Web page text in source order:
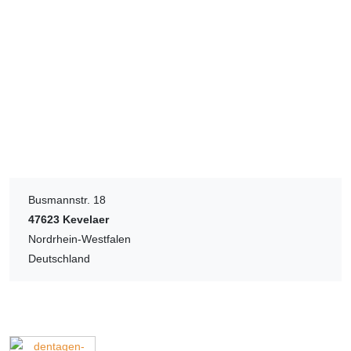
Busmannstr. 18
47623 Kevelaer
Nordrhein-Westfalen
Deutschland